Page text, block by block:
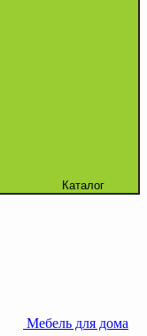
Каталог
Мебель для дома